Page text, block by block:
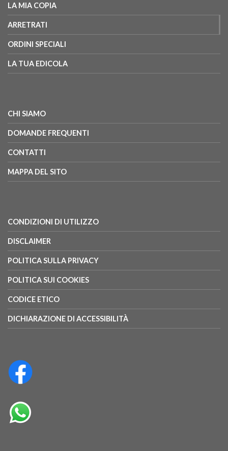
LA MIA COPIA
ARRETRATI
ORDINI SPECIALI
LA TUA EDICOLA
CHI SIAMO
DOMANDE FREQUENTI
CONTATTI
MAPPA DEL SITO
CONDIZIONI DI UTILIZZO
DISCLAIMER
POLITICA SULLA PRIVACY
POLITICA SUI COOKIES
CODICE ETICO
DICHIARAZIONE DI ACCESSIBILITÀ